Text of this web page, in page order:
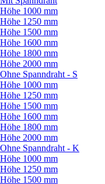
Höhe 1000 mm
Höhe 1250 mm
Höhe 1500 mm
Höhe 1600 mm
Höhe 1800 mm
Höhe 2000 mm
Ohne Spanndraht - S
Höhe 1000 mm
Höhe 1250 mm
Höhe 1500 mm
Höhe 1600 mm
Höhe 1800 mm
Höhe 2000 mm
Ohne Spanndraht - K
Höhe 1000 mm
Höhe 1250 mm
Höhe 1500 mm